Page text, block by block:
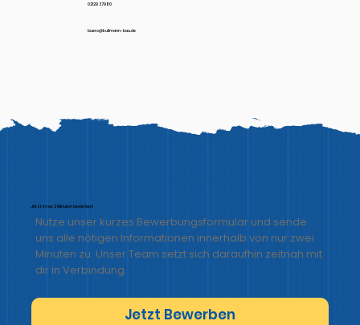
02129 37980
buero@kullmann-bau.de
Jetzt in nur 2 Minuten bewerben!
Nutze unser kurzes Bewerbungsformular und sende
uns alle nötigen Informationen innerhalb von nur zwei
Minuten zu. Unser Team setzt sich daraufhin zeitnah mit
dir in Verbindung.
Jetzt Bewerben